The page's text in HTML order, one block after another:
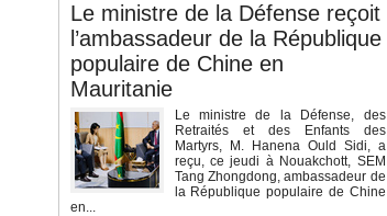
Le ministre de la Défense reçoit
l’ambassadeur de la République
populaire de Chine en
Mauritanie
Le ministre de la Défense, des
Retraités et des Enfants des
Martyrs, M. Hanena Ould Sidi, a
reçu, ce jeudi à Nouakchott, SEM
Tang Zhongdong, ambassadeur de
la République populaire de Chine
en...